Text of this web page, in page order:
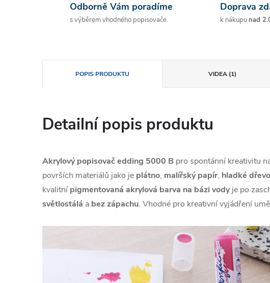
Odborně Vám poradíme
s výběrem vhodného popisovače.
Doprava
k nákupunad
POPIS PRODUKTU VIDEA (1)
Detailní popis produktu
Akrylový popisovačedding 5000 B pro spontánní kreativitu
površích materiálů jako je plátno, malířský papír, hladké dřevo
kvalitní pigmentovaná akrylová barva na bázi vodyje po
světlostálá a bez zápachu. Vhodné pro kreativní vyjádření